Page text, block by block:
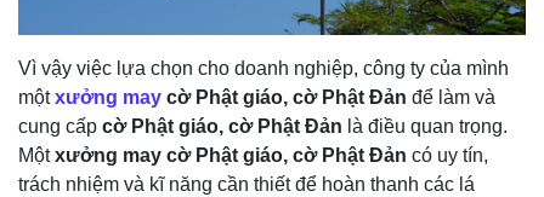
Vì vậy việc lựa chọn cho doanh nghiệp, công ty của mình
mộtxưởng may cờ Phật giáo, cờ Phật Đản để làm và
cung cấp cờ Phật giáo, cờ Phật Đản là điều quan trọng.
Mộtxưởng may cờ Phật giáo, cờ Phật Đản có uy tín,
trách nhiệm và kĩ năng cần thiết để hoàn thanh các lá